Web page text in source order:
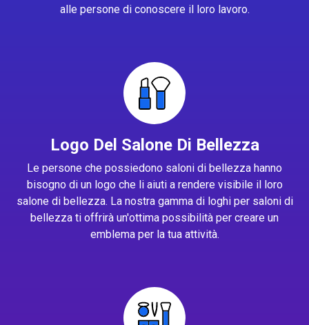
alle persone di conoscere il loro lavoro.
Logo Del Salone Di Bellezza
Le persone che possiedono saloni di bellezza hanno
bisogno di un logo che li aiuti a rendere visibile il loro
salone di bellezza. La nostra gamma di loghi per saloni di
bellezza ti offrirà un'ottima possibilità per creare un
emblema per la tua attività.